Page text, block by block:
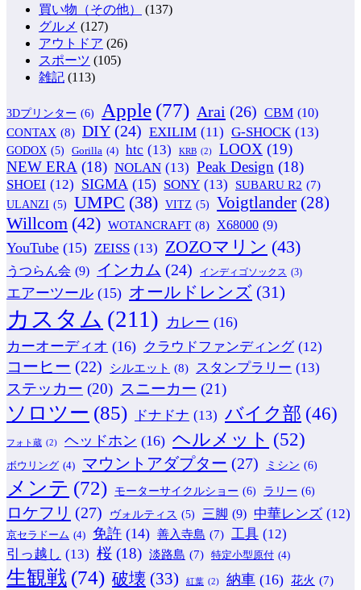
買い物（その他）
(137)
グルメ (127)
アウトドア (26)
スポーツ (105)
雑記 (113)
3Dプリンター (6) Apple (77) Arai (26) CBM (10)
CONTAX (8) DIY (24) EXILIM (11) G-SHOCK (13)
GODOX (5) Gorilla (4) htc (13) KRB (2) LOOX (19)
NEW ERA (18) NOLAN (13) Peak Design (18)
SHOEI (12) SIGMA (15) SONY (13) SUBARU R2 (7)
ULANZI (5) UMPC (38) VITZ (5) Voigtlander (28)
Willcom (42) WOTANCRAFT (8) X68000 (9)
YouTube (15) ZEISS (13) ZOZOマリン (43)
うつらん会 (9) インカム (24) インディゴソックス (3)
エアーツール (15) オールドレンズ (31)
カスタム (211) カレー (16)
カーオーディオ (16) クラウドファンディング (12)
コーヒー (22) シルエット (8) スタンプラリー (13)
ステッカー (20) スニーカー (21)
ソロツー (85) ドナドナ (13) バイク部 (46)
フォト蔵 (2) ヘッドホン (16) ヘルメット (52)
ボウリング (4) マウントアダプター (27) ミシン (6)
メンテ (72) モーターサイクルショー (6) ラリー (6)
ロケフリ (27) ヴォルティス (5) 三脚 (9) 中華レンズ (12)
京セラドーム (4) 免許 (14) 善入寺島 (7) 工具 (12)
引っ越し (13) 桜 (18) 淡路島 (7) 特定小型原付 (4)
生観戦 (74) 破壊 (33) 紅葉 (2) 納車 (16) 花火 (7)